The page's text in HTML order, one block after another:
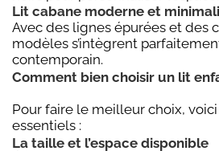
Lit cabane moderne et
Avec des lignes épurées et des
modèles s’intègrent
contemporain.
Comment bien choisir un lit
Pour faire le meilleur choix,
essentiels :
La taille et l’espace disponible